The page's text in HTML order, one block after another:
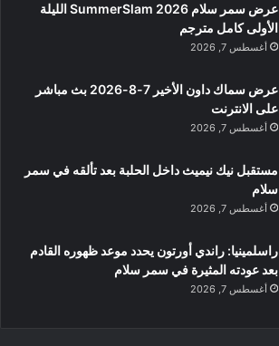
عرض سمر سلام SummerSlam 2026 الليلة
الأولى كامل مترجم
أغسطس 7, 2026
عرض سماك داون الأخير 7-8-2026 بث مباشر
على الانترنت
أغسطس 7, 2026
مستقبل نيك نيميث داخل الحلبة بعد تألقه في سمر
سلام
أغسطس 7, 2026
راسلمينيا: راندي أورتون يحدد موعد ظهوره القادم
بعد عودته المثيرة في سمر سلام
أغسطس 7, 2026